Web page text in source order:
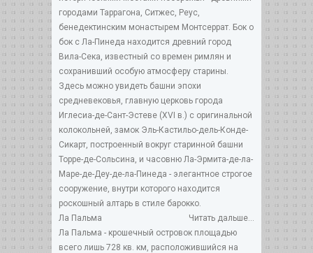
городами Таррагона, Ситжес, Реус,
бенедектинским монастырем Монтсеррат. Бок о
бок с Ла-Пинеда находится древний город
Вила-Сека, известный со времен римлян и
сохранивший особую атмосферу старины.
Здесь можно увидеть башни эпохи
средневековья, главную церковь города
Иглесиа-де-Сант-Эстеве (XVI в.) с оригинальной
колокольней, замок Эль-Кастильо-дель-Конде-
Сикарт, построенный вокруг старинной башни
Торре-де-Сольсина, и часовню Ла-Эрмита-де-ла-
Маре-де-Деу-де-ла-Пинеда - элегантное строгое
сооружение, внутри которого находится
роскошный алтарь в стиле барокко.
Читать дальше...
Ла Пальма
Ла Пальма - крошечный островок площадью
всего лишь 728 кв. км, расположившийся на